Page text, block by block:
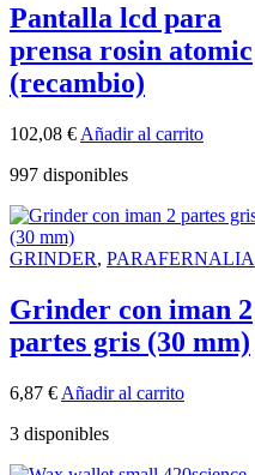
Pantalla lcd para
prensa rosin atomic
(recambio)
102,08 € Añadir al carrito
997 disponibles
GRINDER, PARAFERNALIA
Grinder con iman 2
partes gris (30 mm)
6,87 € Añadir al carrito
3 disponibles